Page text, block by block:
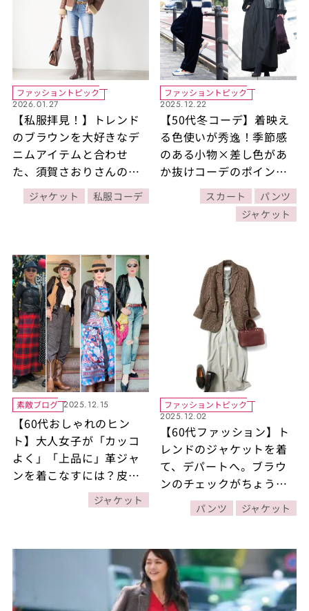
ファッショントピック
2026.01.27
【私服拝見！】トレンド
のブラウンを大好きなデ
ニムアイテムと合わせ
た、須賀さおりさんの冬
の私服【50代・60代ファ
ッション】
ジャケット 私服コーデ
ファッショントピック
2025.12.22
【50代冬コーデ】着映え
る色使いが秀逸！季節感
のある小物×差し色があ
か抜けコーデのポイント
に！【6日間コーデ
Day1・Day2】
スカート
パンツ
ジャケット
素敵ブログ 2025.12.15
【60代おしゃれのヒン
ト】大人女子が「カッコ
よく」「上品に」革ジャ
ンを着こなすには？皮ジ
ャンコーデのコツを伝
ジャケット
ファッショントピック
2025.12.02
【60代ファッション】ト
レンドのジャケットを着
て、デパートへ。ブラウ
ンのチェックがちょうど
いいきちんと感。 素敵
な宝島田家物語27日目
30days Day27】
パンツ ジャケット